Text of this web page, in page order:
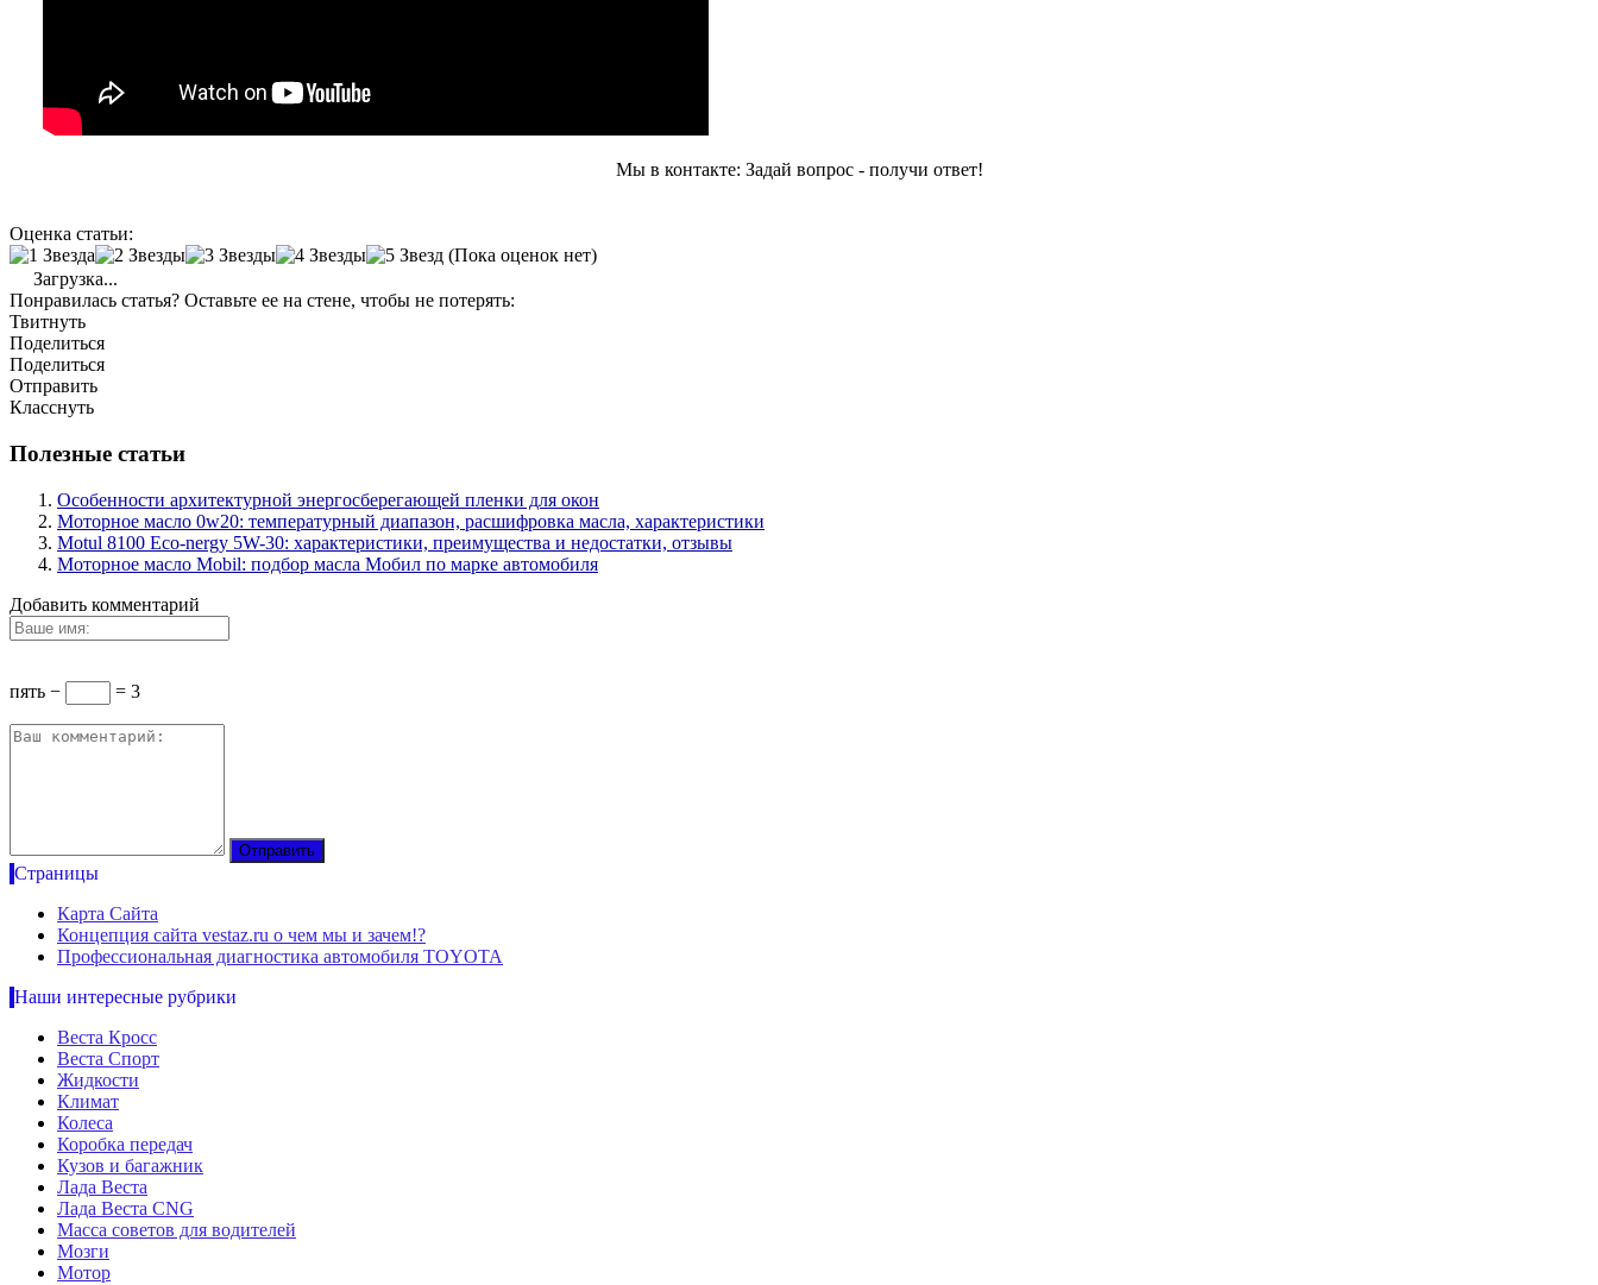
Мы в контакте: Задай вопрос - получи ответ!
Оценка статьи:
(Пока оценок нет)
Загрузка...
Понравилась статья? Оставьте ее на стене, чтобы не потерять:
Твитнуть
Поделиться
Поделиться
Отправить
Класснуть
Полезные статьи
Особенности архитектурной энергосберегающей пленки для окон
Моторное масло 0w20: температурный диапазон, расшифровка масла, характеристики
Motul 8100 Eco-nergy 5W-30: характеристики, преимущества и недостатки, отзывы
Моторное масло Mobil: подбор масла Мобил по марке автомобиля
Добавить комментарий
пять − = 3
Страницы
Карта Сайта
Концепция сайта vestaz.ru о чем мы и зачем!?
Профессиональная диагностика автомобиля TOYOTA
Наши интересные рубрики
Веста Кросс
Веста Спорт
Жидкости
Климат
Колеса
Коробка передач
Кузов и багажник
Лада Веста
Лада Веста CNG
Масса советов для водителей
Мозги
Мотор